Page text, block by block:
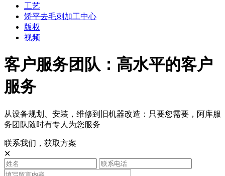
工艺
矫平去毛刺加工中心
版权
视频
客户服务团队：高水平的客户
服务
从设备规划、安装，维修到旧机器改造：只要您需要，阿库服
务团队随时有专人为您服务
联系我们，获取方案
✕